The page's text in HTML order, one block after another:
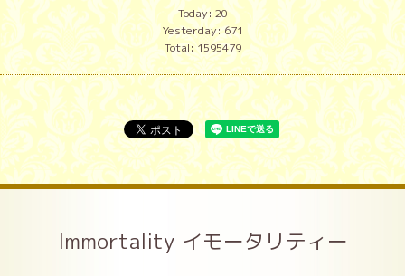
Today:20
Yesterday:671
Total:1595479
Immortality イモータリティー